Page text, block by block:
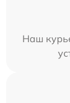
Наш